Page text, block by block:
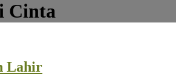
Cinta
Lahir